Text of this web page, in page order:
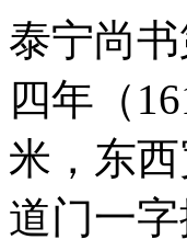
泰宁尚
四年（
米，东
道门一